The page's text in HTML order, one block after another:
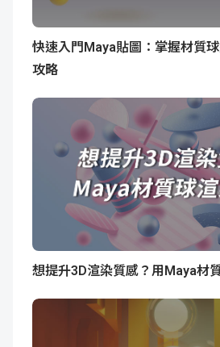
快速入門Maya貼圖：掌握材質
攻略
想提升3D渲染質感？用Maya材